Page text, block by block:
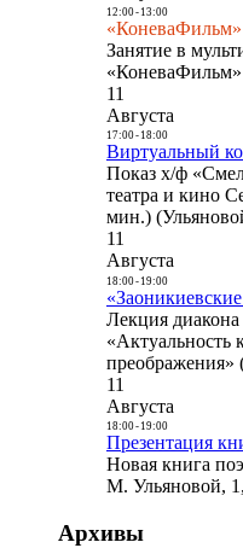
12:00- 13:00
Занятие в
11
Августа
17:00- 18:00
Виртуальный
Показ х/ф
театра и кино
мин.)
11
Августа
18:00- 19:00
Лекция
«Актуальность
11
Августа
18:00- 19:00
Презентация
Новая книга
М. Ульяновой,
Архивы